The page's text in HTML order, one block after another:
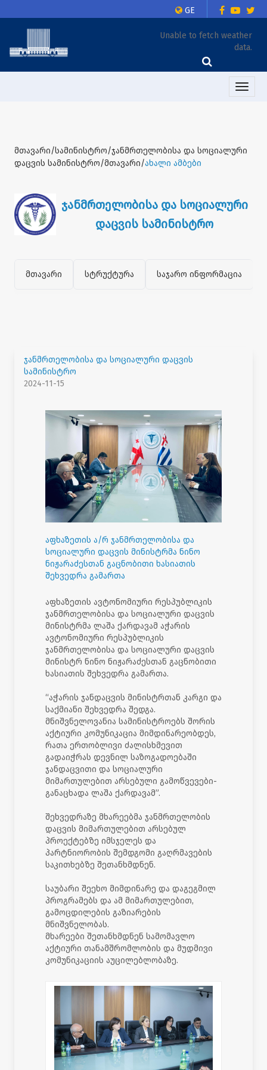
GE
Unable to fetch weather
data.
Toggle
მთავარი/სამინისტრო/ჯანმრთელობისა და სოციალური
დაცვის სამინისტრო/მთავარი/ახალი ამბები
ჯანმრთელობისა და სოციალური
დაცვის სამინისტრო
მთავარი სტრუქტურა საჯარო ინფორმაცია
ჯანმრთელობისა და სოციალური დაცვის
სამინისტრო
2024-11-15
აფხაზეთის ა/რ ჯანმრთელობისა და
სოციალური დაცვის მინისტრმა ნინო
ნიჟარაძესთან გაცნობითი ხასიათის
შეხვედრა გამართა
აფხაზეთის ავტონომიური რესპუბლიკის
ჯანმრთელობისა და სოციალური დაცვის
მინისტრმა ლაშა ქარდავამ აჭარის
ავტონომიური რესპუბლიკის
ჯანმრთელობისა და სოციალური დაცვის
მინისტრ ნინო ნიჟარაძესთან გაცნობითი
ხასიათის შეხვედრა გამართა.
“აჭარის ჯანდაცვის მინისტრთან კარგი და
საქმიანი შეხვედრა შედგა.
მნიშვნელოვანია სამინისტროებს შორის
აქტიური კომუნიკაცია მიმდინარეობდეს,
რათა ერთობლივი ძალისხმევით
გადაიჭრას დევნილ საზოგადოებაში
ჯანდაცვითი და სოციალური
მიმართულებით არსებული გამოწვევები-
განაცხადა ლაშა ქარდავამ”.
შეხვედრაზე მხარეებმა ჯანმრთელობის
დაცვის მიმართულებით არსებულ
პროექტებზე იმსჯელეს და
პარტნიორობის შემდგომი გაღრმავების
საკითხებზე შეთანხმდნენ.
საუბარი შეეხო მიმდინარე და დაგეგმილ
პროგრამებს და ამ მიმართულებით,
გამოცდილების გაზიარების
მნიშვნელობას.
მხარეები შეთანხმდნენ სამომავლო
აქტიური თანამშრომლობის და მუდმივი
კომუნიკაციის აუცილებლობაზე.